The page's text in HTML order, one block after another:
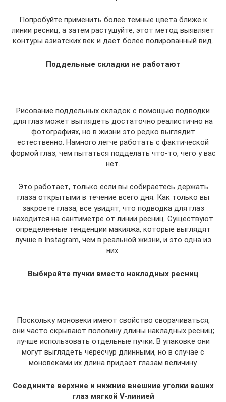
Попробуйте применить более темные цвета ближе к
линии ресниц, а затем растушуйте, этот метод выявляет
контуры азиатских век и дает более полированный вид.
Поддельные складки не работают
Рисование поддельных складок с помощью подводки
для глаз может выглядеть достаточно реалистично на
фотографиях, но в жизни это редко выглядит
естественно. Намного легче работать с фактической
формой глаз, чем пытаться подделать что-то, чего у вас
нет.
Это работает, только если вы собираетесь держать
глаза открытыми в течение всего дня. Как только вы
закроете глаза, все увидят, что подводка для глаз
находится на сантиметре от линии ресниц. Существуют
определенные тенденции макияжа, которые выглядят
лучше в Instagram, чем в реальной жизни, и это одна из
них.
Выбирайте пучки вместо накладных ресниц
Поскольку моновеки имеют свойство сворачиваться,
они часто скрывают половину длины накладных ресниц;
лучше использовать отдельные пучки. В упаковке они
могут выглядеть чересчур длинными, но в случае с
моновеками их длина придает глазам величину.
Соедините верхние и нижние внешние уголки ваших
глаз мягкой V-линией